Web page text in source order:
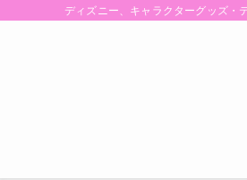
ディズニー、キャラクターグッズ・